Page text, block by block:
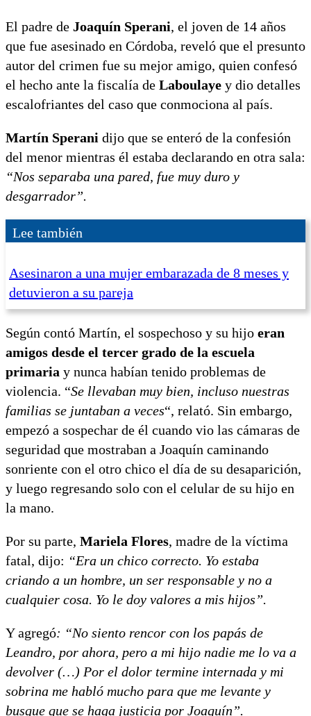
El padre de Joaquín Sperani, el joven de 14 años
que fue asesinado en Córdoba, reveló que el presunto
autor del crimen fue su mejor amigo, quien confesó
el hecho ante la fiscalía de Laboulaye y dio detalles
escalofriantes del caso que conmociona al país.
Martín Sperani dijo que se enteró de la confesión
del menor mientras él estaba declarando en otra sala:
“Nos separaba una pared, fue muy duro y
desgarrador”.
Lee también
Asesinaron a una mujer embarazada de 8 meses y
detuvieron a su pareja
Según contó Martín, el sospechoso y su hijo eran
amigos desde el tercer grado de la escuela
primaria y nunca habían tenido problemas de
violencia. “Se llevaban muy bien, incluso nuestras
familias se juntaban a veces“, relató. Sin embargo,
empezó a sospechar de él cuando vio las cámaras de
seguridad que mostraban a Joaquín caminando
sonriente con el otro chico el día de su desaparición,
y luego regresando solo con el celular de su hijo en
la mano.
Por su parte, Mariela Flores, madre de la víctima
fatal, dijo: “Era un chico correcto. Yo estaba
criando a un hombre, un ser responsable y no a
cualquier cosa. Yo le doy valores a mis hijos”.
Y agregó: “No siento rencor con los papás de
Leandro, por ahora, pero a mi hijo nadie me lo va a
devolver (…) Por el dolor termine internada y mi
sobrina me habló mucho para que me levante y
busque que se haga justicia por Joaquín”.